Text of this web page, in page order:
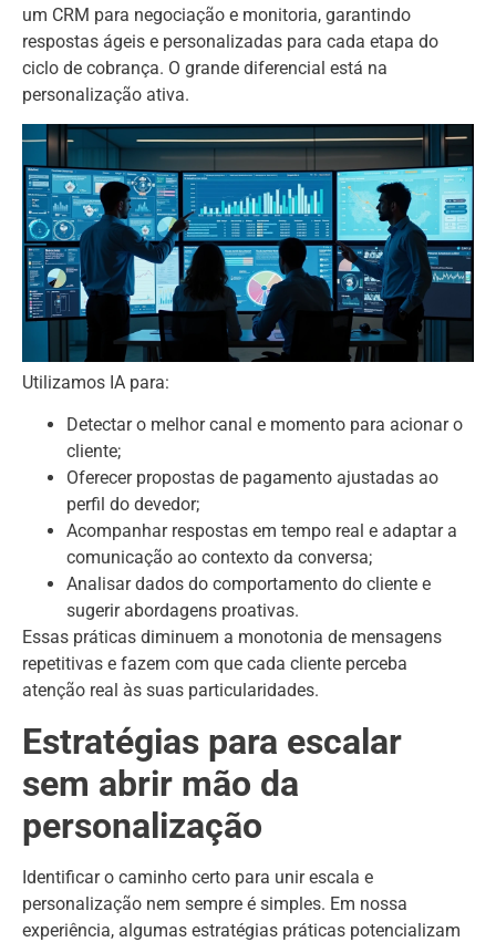
um CRM para negociação e monitoria, garantindo
respostas ágeis e personalizadas para cada etapa do
ciclo de cobrança. O grande diferencial está na
personalização ativa.
Utilizamos IA para:
Detectar o melhor canal e momento para acionar o
cliente;
Oferecer propostas de pagamento ajustadas ao
perfil do devedor;
Acompanhar respostas em tempo real e adaptar a
comunicação ao contexto da conversa;
Analisar dados do comportamento do cliente e
sugerir abordagens proativas.
Essas práticas diminuem a monotonia de mensagens
repetitivas e fazem com que cada cliente perceba
atenção real às suas particularidades.
Estratégias para escalar
sem abrir mão da
personalização
Identificar o caminho certo para unir escala e
personalização nem sempre é simples. Em nossa
experiência, algumas estratégias práticas potencializam